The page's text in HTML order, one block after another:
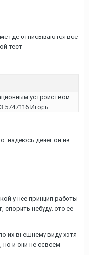
где отписываются все
тест
устройством
5747116 Игорь
надеюсь денег он не
у нее принцип работы
спорить небуду. это ее
их внешнему виду хотя
и они не совсем